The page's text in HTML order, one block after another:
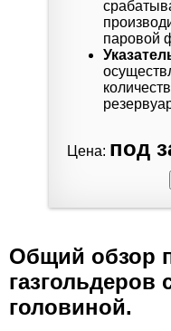
Общий обзор
газгольдеров
головиной.
паровой
Цена: под